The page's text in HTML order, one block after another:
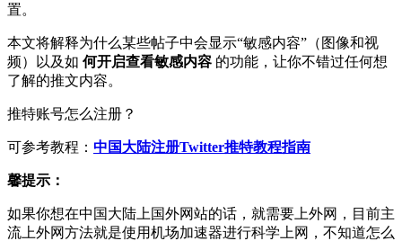
置。
本文将解释为什么某些帖子中会显示“敏感内容”（图像和视
频）以及如 何开启查看敏感内容 的功能，让你不错过任何想
了解的推文内容。
推特账号怎么注册？
可参考教程： 中国大陆注册Twitter推特教程指南
馨提示：
如果你想在中国大陆上国外网站的话，就需要上外网，目前主
流上外网方法就是使用机场加速器进行科学上网，不知道怎么